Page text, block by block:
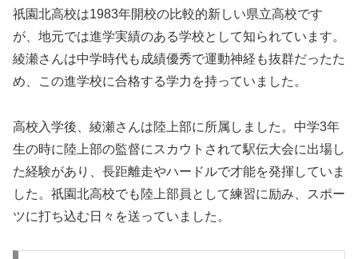
祇園北高校は1983年開校の比較的新しい県立高校です
が、地元では進学実績のある学校として知られています。
綾瀬さんは中学時代も成績優秀で運動神経も抜群だったた
め、この進学校に合格する学力を持っていました。
高校入学後、綾瀬さんは陸上部に所属しました。中学3年
生の時に陸上部の監督にスカウトされて駅伝大会に出場し
た経験があり、長距離走やハードルで才能を発揮していま
した。祇園北高校でも陸上部員として練習に励み、スポー
ツに打ち込む日々を送っていました。